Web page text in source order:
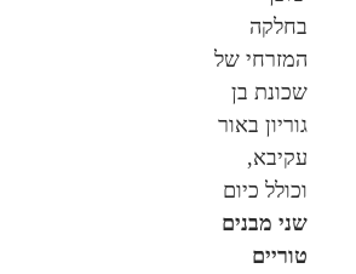
בחלקה
המזרחי של
שכונת בן
גוריון באור
עקיבא,
וכולל כיום
שני מבנים
טוריים